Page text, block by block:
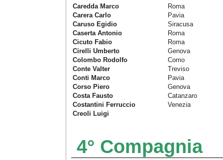
Caredda Marco
Roma
Carera Carlo
Pavia
Caruso Egidio
Siracusa
Caserta Antonio
Roma
Cicuto Fabio
Roma
Cirelli Umberto
Genova
Colombo Rodolfo
Como
Conte Valter
Treviso
Conti Marco
Pavia
Corso Piero
Genova
Costa Fausto
Catanzaro
Costantini Ferruccio
Venezia
Creoli Luigi
4° Compagnia